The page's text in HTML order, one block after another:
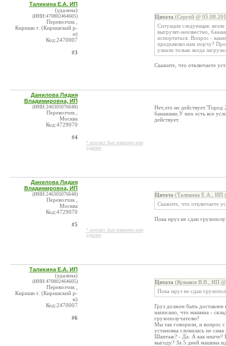
Таликина Е.А. ИП
(удалена)
(ИНН:470802464605)
Перевозчик ,
Кириши г. (Киришский р-
н)
Код:2470007
#3
Цитата (Сергей @
Ситуация следующая:
выгрузят-неизвестно,
испортиться. Вопрос -
предъявлял нам порчу?
узнали только когда
Скажите, что отключаете
Данилова Лидия
Владимировна, ИП
(ИНН:246305076648)
Перевозчик ,
Москва
Код:4729070
#4
* контакт был изменен или
удален
Нет,это не
бананами.У них есть все
действует.
Данилова Лидия
Владимировна, ИП
(ИНН:246305076648)
Перевозчик ,
Москва
Код:4729070
#5
* контакт был изменен или
удален
Цитата (Таликина Е.А., ИП
Скажите, что отключаете
Пока нруз не сдан
Таликина Е.А. ИП
(удалена)
(ИНН:470802464605)
Перевозчик ,
Кириши г. (Киришский р-
н)
Код:2470007
#6
Цитата (Кувыков В.В., ИП
Пока нруз не сдан
Груз должен быть
написано, что машина -
грузополучателю?
Мы так говорили, и вопрос с
установка сломалась не сама
Шантаж? - Да. А как иначе?
выгоду? За 5 дней машина